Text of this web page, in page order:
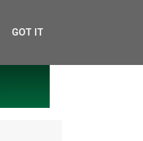
GOT IT